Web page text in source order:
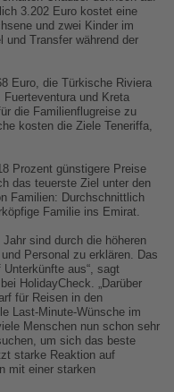
3.202 Euro kostet eine
und zwei Kinder im
Transfer während der
Euro, die Türkische Riviera
und Kreta
die Familienflugreise zu
kosten die Ziele Teneriffa,
Prozent günstigere Preise
das teuerste Ziel unter den
Familien: Durchschnittlich
Familie ins Emirat.
sind durch die höheren
Personal zu erklären. Das
aus“, sagt
HolidayCheck. „Darüber
für Reisen in den
Last-Minute-Wünsche im
Menschen nun schon sehr
um sich das beste
starke Reaktion auf
mit einer starken